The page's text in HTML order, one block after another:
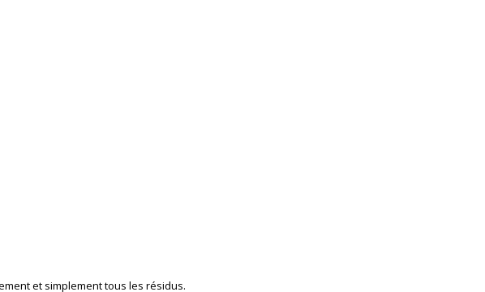
et simplement tous les résidus.